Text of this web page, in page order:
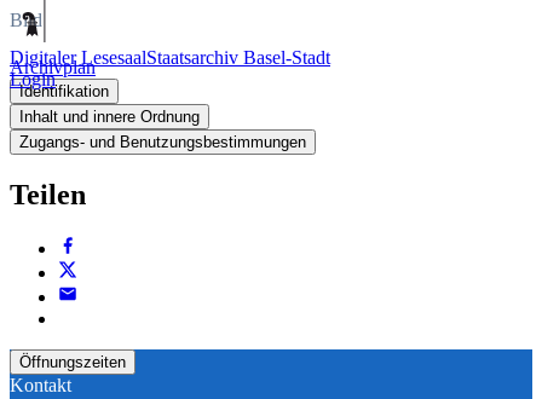
Digitaler LesesaalStaatsarchiv Basel-Stadt
Login
Bild
Archivplan
Identifikation
Inhalt und innere Ordnung
Zugangs- und Benutzungsbestimmungen
Teilen
Öffnungszeiten
Kontakt